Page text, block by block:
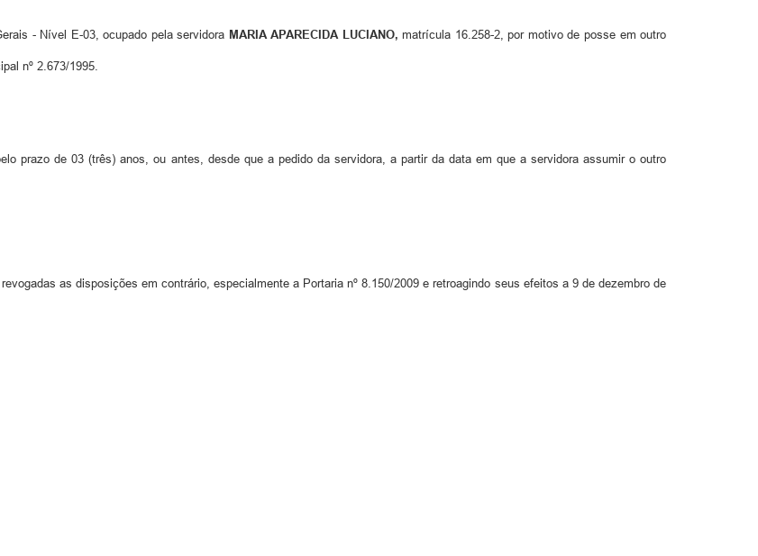
- Nível E-03, ocupado pela servidora MARIA APARECIDA LUCIANO, matrícula 16.258-2, por motivo de posse em outro
nº 2.673/1995.
prazo de 03 (três) anos, ou antes, desde que a pedido da servidora, a partir da data em que a servidora assumir o outro
as disposições em contrário, especialmente a Portaria nº 8.150/2009 e retroagindo seus efeitos a 9 de dezembro de